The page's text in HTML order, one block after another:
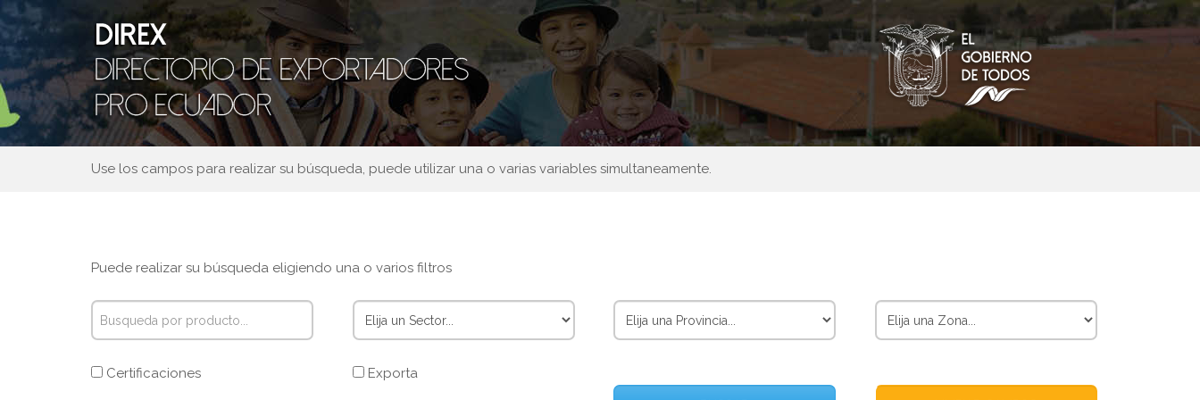
Use los campos para realizar su búsqueda, puede utilizar una o varias variables simultaneamente.
Puede realizar su búsqueda eligiendo una o varios filtros
Certificaciones Exporta